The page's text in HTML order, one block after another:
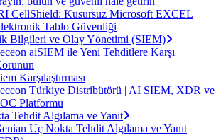
CellShield: Kusursuz Microsoft EXCEL
Tablo Güvenliği
Bilgileri ve Olay Yönetimi (SIEM)
aiSIEM ile Yeni Tehditlere Karşı
Karşılaştırması
Türkiye Distribütörü | AI SIEM, XDR ve
Platformu
Tehdit Algılama ve Yanıt
Uç Nokta Tehdit Algılama ve Yanıt